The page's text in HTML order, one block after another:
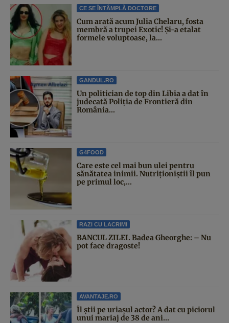
CE SE ÎNTÂMPLĂ DOCTORE
Cum arată acum Julia Chelaru, fosta
membră a trupei Exotic! Și-a etalat
formele voluptoase, la...
GANDUL.RO
Un politician de top din Libia a dat în
judecată Poliția de Frontieră din
România...
G4FOOD
Care este cel mai bun ulei pentru
sănătatea inimii. Nutriționiștii îl pun
pe primul loc,...
RAZI CU LACRIMI
BANCUL ZILEI. Badea Gheorghe: – Nu
pot face dragoste!
AVANTAJE.RO
Îl știi pe uriașul actor? A dat cu piciorul
unui mariaj de 38 de ani...